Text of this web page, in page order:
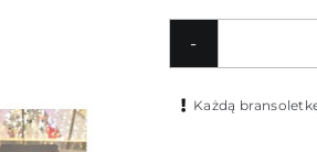
Każdą